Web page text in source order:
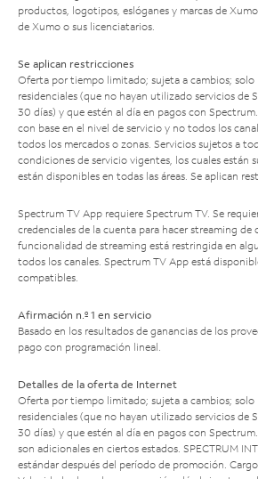
productos, logotipos, eslóganes y marcas de
de Xumo o sus licenciatarios.
Se aplican restricciones
Oferta por tiempo limitado; sujeta a cambios; solo
residenciales (que no hayan utilizado servicios de
30 días) y que estén al día en pagos con
con base en el nivel de servicio y no todos los
todos los mercados o zonas. Servicios sujetos a
condiciones de servicio vigentes, los cuales están
están disponibles en todas las áreas. Se aplican
Spectrum TV App requiere Spectrum TV. Se
credenciales de la cuenta para hacer streaming de
funcionalidad de streaming está restringida en
todos los canales. Spectrum TV App está
compatibles.
Afirmación n.º 1 en servicio
Basado en los resultados de ganancias de los
pago con programación lineal.
Detalles de la oferta de Internet
Oferta por tiempo limitado; sujeta a cambios; solo
residenciales (que no hayan utilizado servicios de
30 días) y que estén al día en pagos con
son adicionales en ciertos estados. SPECTRUM
estándar después del período de promoción.